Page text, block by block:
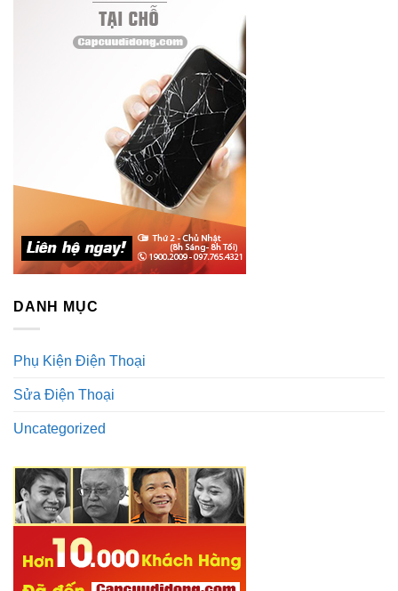
DANH MỤC
Phụ Kiện Điện Thoại
Sửa Điện Thoại
Uncategorized